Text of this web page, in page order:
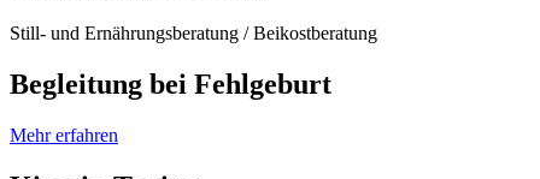
Still- und Ernährungsberatung / Beikostberatung
Begleitung bei Fehlgeburt
Mehr erfahren